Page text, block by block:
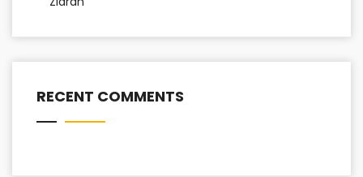
RECENT COMMENTS